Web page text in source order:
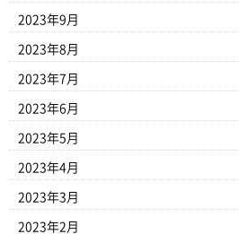
2023年9月
2023年8月
2023年7月
2023年6月
2023年5月
2023年4月
2023年3月
2023年2月